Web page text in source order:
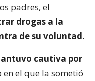
padres, el
drogas a la
de su voluntad.
cautiva por
en el que la sometió